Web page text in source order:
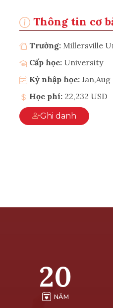
Thông tin cơ
Trường: Millersville
Cấp học: University
Kỳ nhập học: Jan,Aug
Học phí: 22,232 USD
Ghi danh
20
NĂM